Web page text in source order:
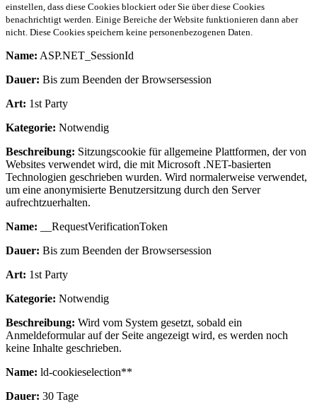
einstellen, dass diese Cookies blockiert oder Sie über diese Cookies
benachrichtigt werden. Einige Bereiche der Website funktionieren dann aber
nicht. Diese Cookies speichern keine personenbezogenen Daten.
Name: ASP.NET_SessionId
Dauer: Bis zum Beenden der Browsersession
Art: 1st Party
Kategorie: Notwendig
Beschreibung: Sitzungscookie für allgemeine Plattformen, der von
Websites verwendet wird, die mit Microsoft .NET-basierten
Technologien geschrieben wurden. Wird normalerweise verwendet,
um eine anonymisierte Benutzersitzung durch den Server
aufrechtzuerhalten.
Name: __RequestVerificationToken
Dauer: Bis zum Beenden der Browsersession
Art: 1st Party
Kategorie: Notwendig
Beschreibung: Wird vom System gesetzt, sobald ein
Anmeldeformular auf der Seite angezeigt wird, es werden noch
keine Inhalte geschrieben.
Name: ld-cookieselection**
Dauer: 30 Tage